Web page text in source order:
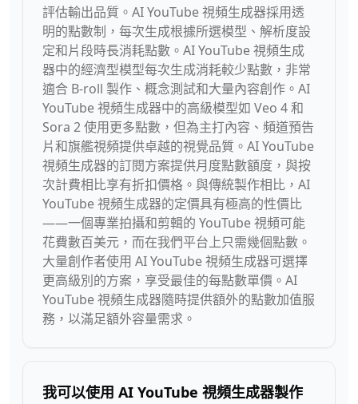
評估輸出品質。AI YouTube 視頻生成器採用透
明的點數制，每次生成根據所選模型、解析度設
定和片段時長消耗點數。AI YouTube 視頻生成
器中的經濟型模型每次生成消耗較少點數，非常
適合 B-roll 製作、概念測試和大量內容創作。AI
YouTube 視頻生成器中的高級模型如 Veo 4 和
Sora 2 使用更多點數，但為主打內容、頻道預告
片和旗艦視頻提供卓越的視覺品質。AI YouTube
視頻生成器的訂閱方案提供月度點數額度，與按
次計費相比享有折扣價格。與傳統製作相比，AI
YouTube 視頻生成器的定價具有極高的性價比
——一個專業拍攝和剪輯的 YouTube 視頻可能
花費數百美元，而在我們平台上只需幾個點數。
大量創作者使用 AI YouTube 視頻生成器可選擇
更高級別的方案，享受最佳的每點數單價。AI
YouTube 視頻生成器隨時提供額外的點數加值服
務，以滿足額外容量需求。
我可以使用 AI YouTube 視頻生成器製作